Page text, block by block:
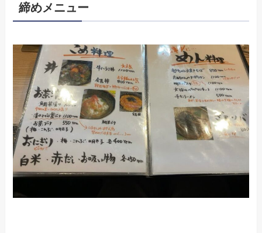
締めメニュー